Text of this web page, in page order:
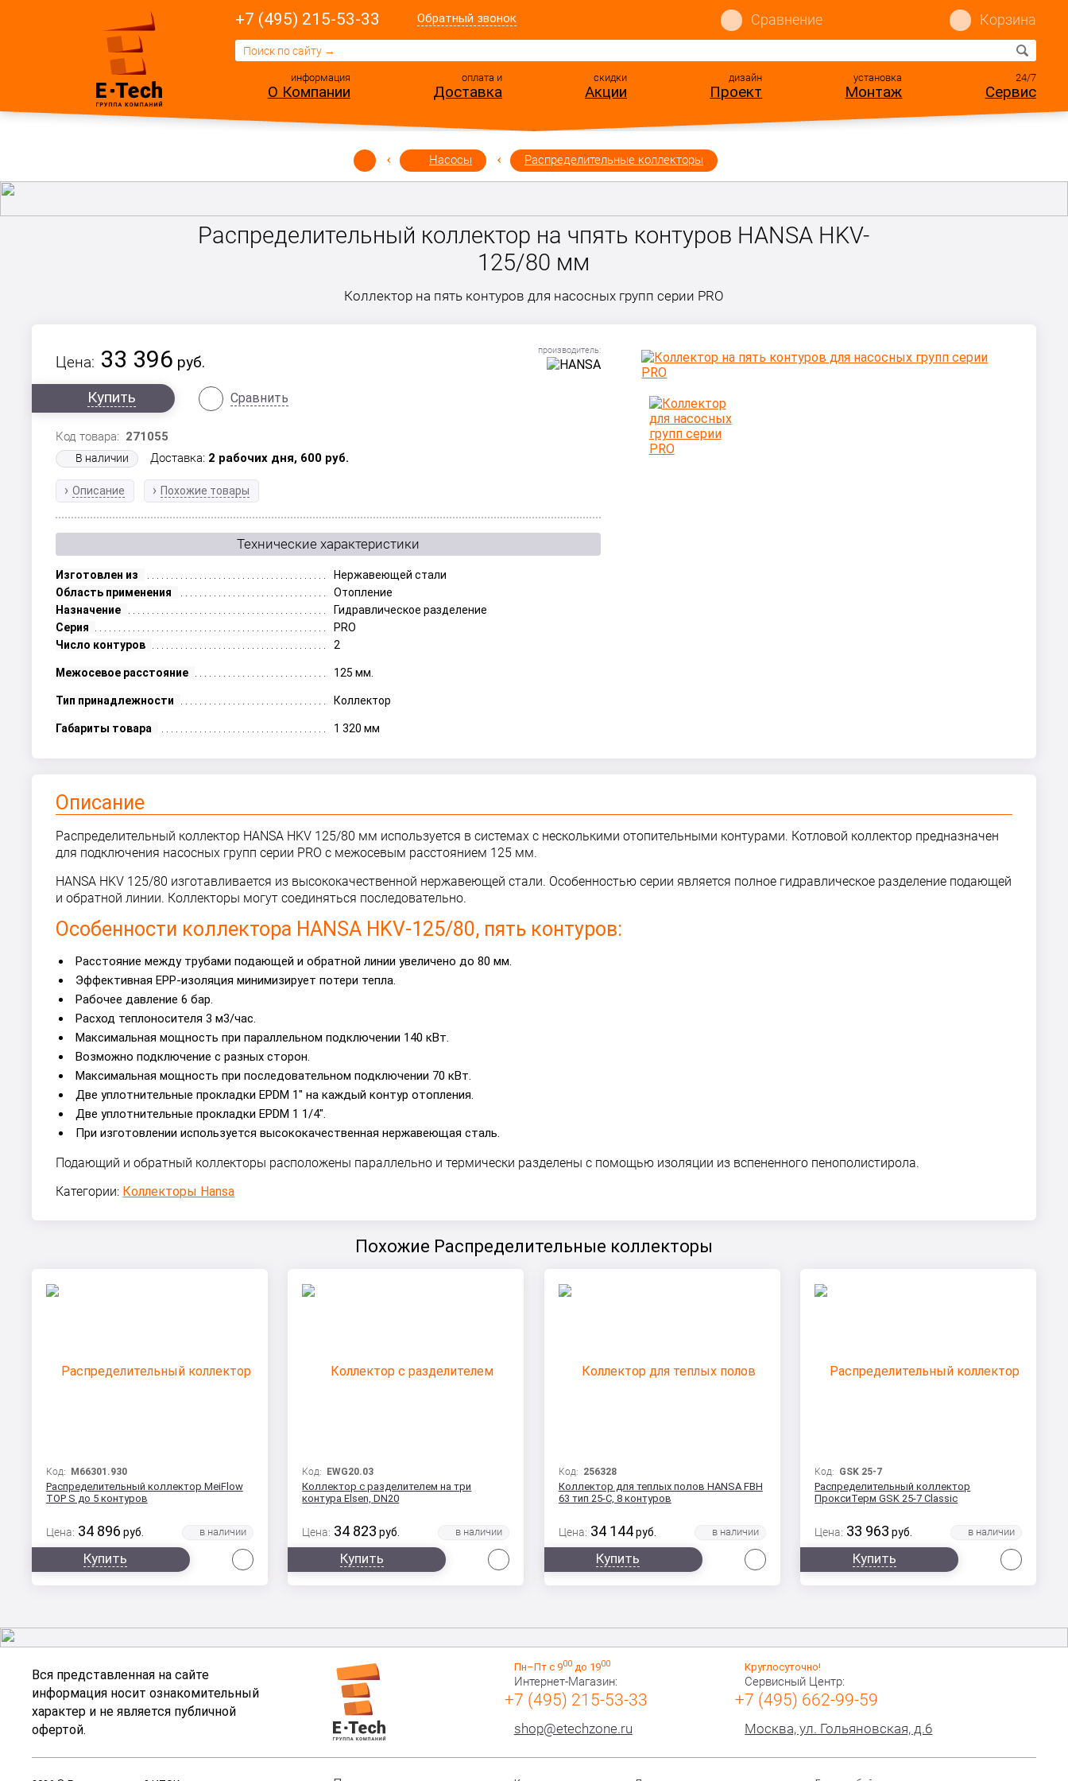
+7 (495) 215-53-33 Обратный звонок Сравнение Корзина
информация
О Компании
оплата и
Доставка
скидки
Акции
дизайн
Проект
установка
Монтаж
24/7
Сервис
Насосы Распределительные коллекторы
Распределительный коллектор на чпять контуров HANSA HKV-
125/80 мм
Коллектор на пять контуров для насосных групп серии PRO
Цена: 33 396 руб.
Купить
Сравнить
Код товара: 271055
В наличии Доставка: 2 рабочих дня, 600 руб.
Описание Похожие товары
Технические характеристики
Изготовлен из
Нержавеющей стали
Область применения
Отопление
Назначение
Гидравлическое разделение
Серия
PRO
Число контуров
2
Межосевое расстояние 125 мм.
Тип принадлежности Коллектор
Габариты товара 1 320 мм
Описание
Распределительный коллектор HANSA HKV 125/80 мм используется в системах с несколькими отопительными контурами. Котловой коллектор предназначен
для подключения насосных групп серии PRO с межосевым расстоянием 125 мм.
HANSA HKV 125/80 изготавливается из высококачественной нержавеющей стали. Особенностью серии является полное гидравлическое разделение подающей
и обратной линии. Коллекторы могут соединяться последовательно.
Особенности коллектора HANSA HKV-125/80, пять контуров:
Расстояние между трубами подающей и обратной линии увеличено до 80 мм.
Эффективная EPP-изоляция минимизирует потери тепла.
Рабочее давление 6 бар.
Расход теплоносителя 3 м3/час.
Максимальная мощность при параллельном подключении 140 кВт.
Возможно подключение с разных сторон.
Максимальная мощность при последовательном подключении 70 кВт.
Две уплотнительные прокладки EPDM 1" на каждый контур отопления.
Две уплотнительные прокладки EPDM 1 1/4".
При изготовлении используется высококачественная нержавеющая сталь.
Подающий и обратный коллекторы расположены параллельно и термически разделены c помощью изоляции из вспененного пенополистирола.
Категории: Коллекторы Hansa
Похожие Распределительные коллекторы
Код: M66301.930
Распределительный коллектор MeiFlow
TOP S до 5 контуров
Цена: 34 896 руб.
Купить
Код: EWG20.03
Коллектор с разделителем на три
контура Elsen, DN20
Цена: 34 823 руб.
Купить
Код: 256328
Коллектор для теплых полов HANSA FBH
63 тип 25-С, 8 контуров
Цена: 34 144руб.
Купить
Код: GSK 25-7
Распределительный коллектор
ПроксиТерм GSK 25-7 Classic
Цена: 33 963 руб.
Купить
Вся представленная на сайте
информация носит ознакомительный
характер и не является публичной
офертой.
Пн–Пт с 900до 1900
Интернет-Магазин:
+7 (495) 215-53-33
shop@etechzone.ru
Круглосуточно!
Сервисный Центр:
+7 (495) 662-99-59
Москва, ул. Гольяновская, д.6